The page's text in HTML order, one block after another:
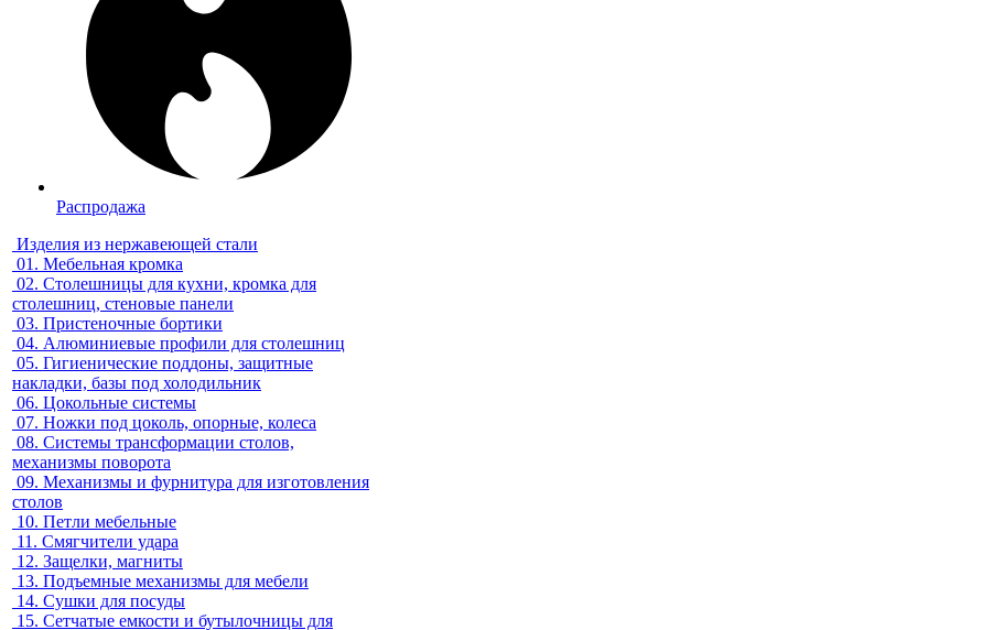
Распродажа
Изделия из нержавеющей стали
01. Мебельная кромка
02. Столешницы для кухни, кромка для
столешниц, стеновые панели
03. Пристеночные бортики
04. Алюминиевые профили для столешниц
05. Гигиенические поддоны, защитные
накладки, базы под холодильник
06. Цокольные системы
07. Ножки под цоколь, опорные, колеса
08. Системы трансформации столов,
механизмы поворота
09. Механизмы и фурнитура для изготовления
столов
10. Петли мебельные
11. Смягчители удара
12. Защелки, магниты
13. Подъемные механизмы для мебели
14. Сушки для посуды
15. Сетчатые емкости и бутылочницы для